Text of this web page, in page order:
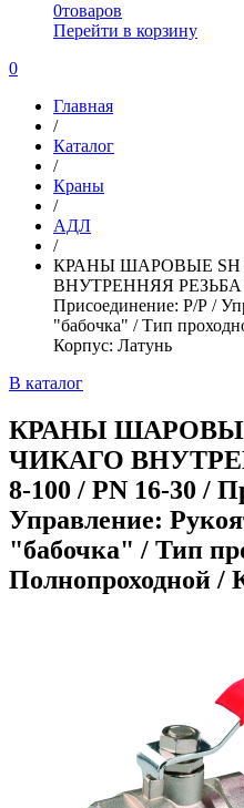
0товаров
Перейти в корзину
0
Главная
/
Каталог
/
Краны
/
АДЛ
/
КРАНЫ ШАРОВЫЕ
ВНУТРЕННЯЯ РЕЗЬБА
Присоединение: Р/Р /
"бабочка" / Тип
Корпус: Латунь
В каталог
КРАНЫ
ЧИКАГО
8-100 / PN 16-30 /
Управление:
"бабочка" / Тип
Полнопроходной /